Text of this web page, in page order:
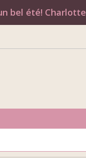
bel été! Charlotte